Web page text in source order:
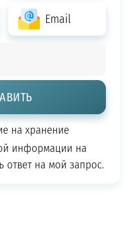
Email
на хранение
информации на
ответ на мой запрос.